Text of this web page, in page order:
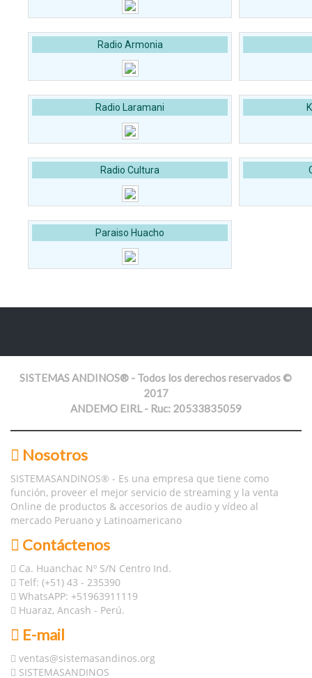
Radio Armonia
Radio Laramani
Radio Cultura
Paraiso Huacho
SISTEMAS ANDINOS® - Todos los derechos reservados ©
2017
ANDEMO EIRL - Ruc: 20533835059
Nosotros
SISTEMASANDINOS® - Es una empresa que tiene como
función, proveer el mejor servicio de streaming y la venta
Online de productos & accesorios de audio y vídeo al
mercado Peruano y Latinoamericano
Contáctenos
Ca. Huanchac Nº S/N Centro Ind.
Telf: (+51) 43 - 235390
WhatsAPP: +51963911119
Huaraz, Ancash - Perú.
E-mail
ventas@sistemasandinos.org
SISTEMASANDINOS